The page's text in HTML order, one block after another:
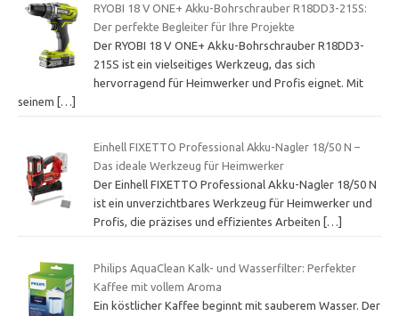
RYOBI 18 V ONE+ Akku-Bohrschrauber R18DD3-215S:
Der perfekte Begleiter für Ihre Projekte
Der RYOBI 18 V ONE+ Akku-Bohrschrauber R18DD3-
215S ist ein vielseitiges Werkzeug, das sich
hervorragend für Heimwerker und Profis eignet. Mit
seinem […]
Einhell FIXETTO Professional Akku-Nagler 18/50 N –
Das ideale Werkzeug für Heimwerker
Der Einhell FIXETTO Professional Akku-Nagler 18/50 N
ist ein unverzichtbares Werkzeug für Heimwerker und
Profis, die präzises und effizientes Arbeiten
[…]
Philips AquaClean Kalk- und Wasserfilter: Perfekter
Kaffee mit vollem Aroma
Ein köstlicher Kaffee beginnt mit sauberem Wasser. Der